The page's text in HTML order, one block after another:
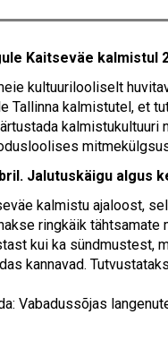
Kaitseväe kalmistul
kultuurilooliselt
Tallinna kalmistutel, et
Jalutuskäigu algus
kalmistu ajaloost,
ringkäik tähtsamate
kui ka sündmustest,
kannavad.
Vabadussõjas